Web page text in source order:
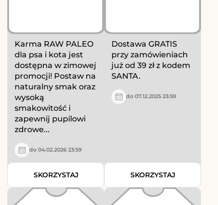
Karma RAW PALEO
dla psa i kota jest
dostępna w zimowej
promocji! Postaw na
naturalny smak oraz
wysoką
smakowitość i
zapewnij pupilowi
zdrowe...
do 04.02.2026 23:59
SKORZYSTAJ
Dostawa GRATIS
przy zamówieniach
już od 39 zł z kodem
SANTA.
do 07.12.2025 23:59
SKORZYSTAJ